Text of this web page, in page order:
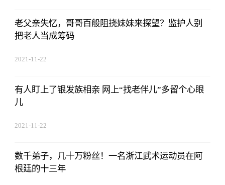
老父亲失忆，哥哥百般阻挠妹妹来探望？监护人别
把老人当成筹码
2021-11-22
有人盯上了银发族相亲 网上“找老伴儿”多留个心眼
儿
2021-11-22
数千弟子，几十万粉丝！一名浙江武术运动员在阿
根廷的十三年